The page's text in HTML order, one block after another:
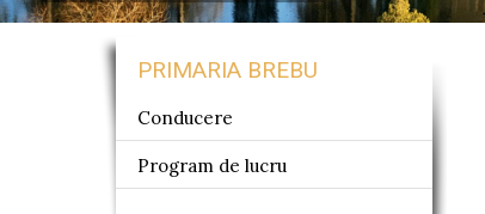
PRIMARIA BREBU
Conducere
Program de lucru